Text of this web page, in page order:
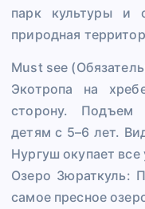
парк культуры и
природная
Must see
Экотропа на
сторону. Подъем
детям с 5–6 лет.
Нургуш окупает все
Озеро Зюраткуль:
самое пресное